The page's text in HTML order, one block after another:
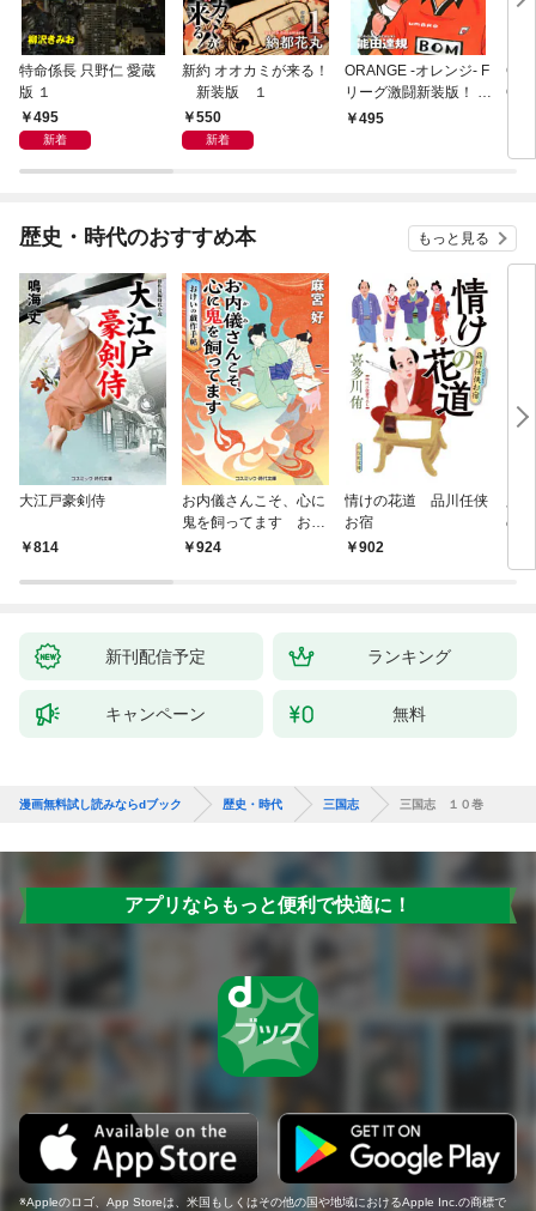
特命係長 只野仁 愛蔵
版 １
495
新着
新約 オオカミが来る！
新装版 １
550
新着
ORANGE -オレンジ- F
リーグ激闘新装版！ 第
１巻495
歴史・時代のおすすめ本 もっと見る
大江戸豪剣侍
814
お内儀さんこそ、心に
鬼を飼ってます おけ
いの戯作手帖
924
情けの花道 品川任侠
お宿
902
の
新刊配信予定 ランキング
キャンペーン 無料
漫画無料試し読みならdブック 歴史・時代 三国志 三国志 １０巻
アプリならもっと便利で快適に！
Appleのロゴ、App Storeは、米国もしくはその他の国や地域におけるApple Inc.の商標で